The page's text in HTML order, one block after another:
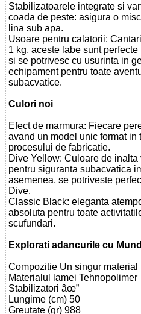
Stabilizatoarele integrate si
coada de peste: asigura o
lina sub apa.
Usoare pentru calatorii:
1 kg, aceste labe sunt
si se potrivesc cu usurinta in
echipament pentru toate
subacvatice.
Culori noi
Efect de marmura: Fiecare
avand un model unic format in
procesului de fabricatie.
Dive Yellow: Culoare de
pentru siguranta subacvatica
asemenea, se potriveste
Dive.
Classic Black: eleganta
absoluta pentru toate
scufundari.
Explorati adancurile cu
Compozitie Un singur material
Materialul lamei Tehnopolimer
Stabilizatori âœ”
Lungime (cm) 50
Greutate (gr) 988